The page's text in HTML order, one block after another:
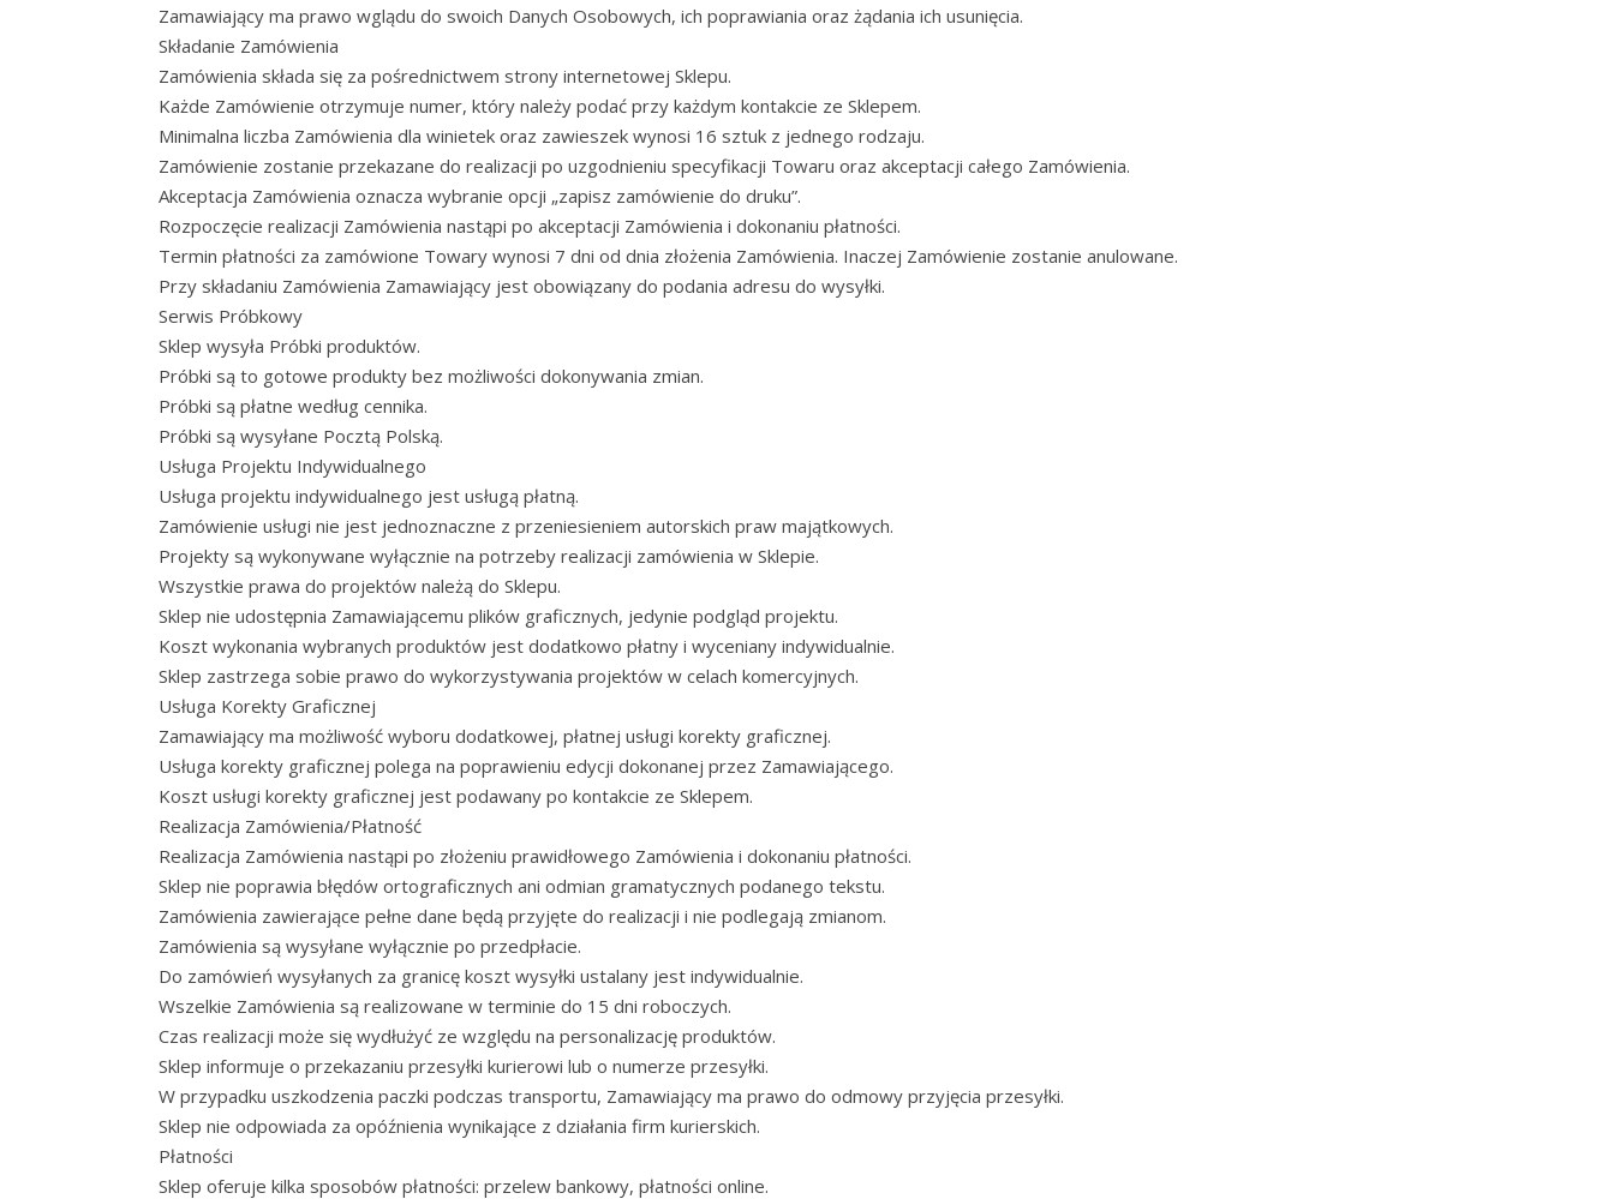
Zamawiający ma prawo wglądu do swoich Danych Osobowych, ich poprawiania oraz żądania ich usunięcia.
Składanie Zamówienia
Zamówienia składa się za pośrednictwem strony internetowej Sklepu.
Każde Zamówienie otrzymuje numer, który należy podać przy każdym kontakcie ze Sklepem.
Minimalna liczba Zamówienia dla winietek oraz zawieszek wynosi 16 sztuk z jednego rodzaju.
Zamówienie zostanie przekazane do realizacji po uzgodnieniu specyfikacji Towaru oraz akceptacji całego Zamówienia.
Akceptacja Zamówienia oznacza wybranie opcji „zapisz zamówienie do druku”.
Rozpoczęcie realizacji Zamówienia nastąpi po akceptacji Zamówienia i dokonaniu płatności.
Termin płatności za zamówione Towary wynosi 7 dni od dnia złożenia Zamówienia. Inaczej Zamówienie zostanie anulowane.
Przy składaniu Zamówienia Zamawiający jest obowiązany do podania adresu do wysyłki.
Serwis Próbkowy
Sklep wysyła Próbki produktów.
Próbki są to gotowe produkty bez możliwości dokonywania zmian.
Próbki są płatne według cennika.
Próbki są wysyłane Pocztą Polską.
Usługa Projektu Indywidualnego
Usługa projektu indywidualnego jest usługą płatną.
Zamówienie usługi nie jest jednoznaczne z przeniesieniem autorskich praw majątkowych.
Projekty są wykonywane wyłącznie na potrzeby realizacji zamówienia w Sklepie.
Wszystkie prawa do projektów należą do Sklepu.
Sklep nie udostępnia Zamawiającemu plików graficznych, jedynie podgląd projektu.
Koszt wykonania wybranych produktów jest dodatkowo płatny i wyceniany indywidualnie.
Sklep zastrzega sobie prawo do wykorzystywania projektów w celach komercyjnych.
Usługa Korekty Graficznej
Zamawiający ma możliwość wyboru dodatkowej, płatnej usługi korekty graficznej.
Usługa korekty graficznej polega na poprawieniu edycji dokonanej przez Zamawiającego.
Koszt usługi korekty graficznej jest podawany po kontakcie ze Sklepem.
Realizacja Zamówienia/Płatność
Realizacja Zamówienia nastąpi po złożeniu prawidłowego Zamówienia i dokonaniu płatności.
Sklep nie poprawia błędów ortograficznych ani odmian gramatycznych podanego tekstu.
Zamówienia zawierające pełne dane będą przyjęte do realizacji i nie podlegają zmianom.
Zamówienia są wysyłane wyłącznie po przedpłacie.
Do zamówień wysyłanych za granicę koszt wysyłki ustalany jest indywidualnie.
Wszelkie Zamówienia są realizowane w terminie do 15 dni roboczych.
Czas realizacji może się wydłużyć ze względu na personalizację produktów.
Sklep informuje o przekazaniu przesyłki kurierowi lub o numerze przesyłki.
W przypadku uszkodzenia paczki podczas transportu, Zamawiający ma prawo do odmowy przyjęcia przesyłki.
Sklep nie odpowiada za opóźnienia wynikające z działania firm kurierskich.
Płatności
Sklep oferuje kilka sposobów płatności: przelew bankowy, płatności online.